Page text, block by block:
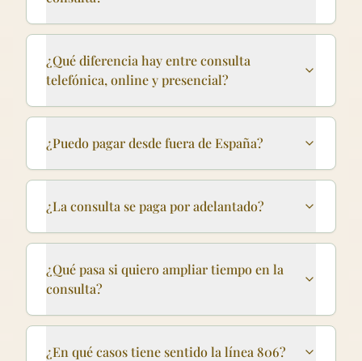
¿Qué diferencia hay entre consulta
telefónica, online y presencial?
¿Puedo pagar desde fuera de España?
¿La consulta se paga por adelantado?
¿Qué pasa si quiero ampliar tiempo en la
consulta?
¿En qué casos tiene sentido la línea 806?